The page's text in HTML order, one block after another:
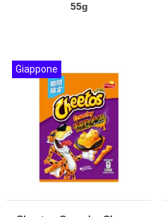
55g
Giappone